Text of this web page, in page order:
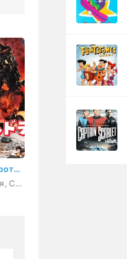
Годзилла против Хедоры
1971, Япония, США, мультфильм, фантастика, боевик, триллер, семейный